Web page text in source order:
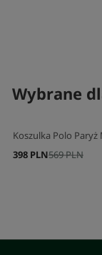
Wybrane
Koszulka Polo Paryż
569 PLN
398 PLN